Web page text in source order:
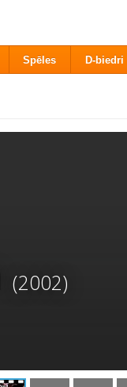
Spēles D-biedri
(2002)